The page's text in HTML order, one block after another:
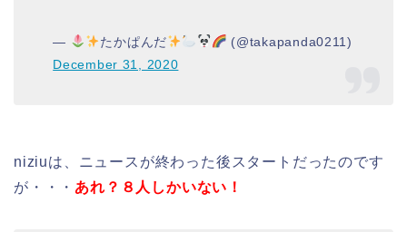
— たかぱんだ
(@takapanda0211)
December 31, 2020
niziuは、ニュースが終わった後スタートだったのです
が・・・ あれ？８人しかいない！